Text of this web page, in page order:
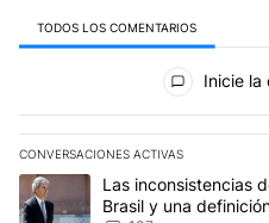
TODOS LOS COMENTARIOS
Todos los comentarios
Inicie la
CONVERSACIONES ACTIVAS
Este listado muestra los
Un artículo de tendencia con el
Las inconsistencias
Brasil y una